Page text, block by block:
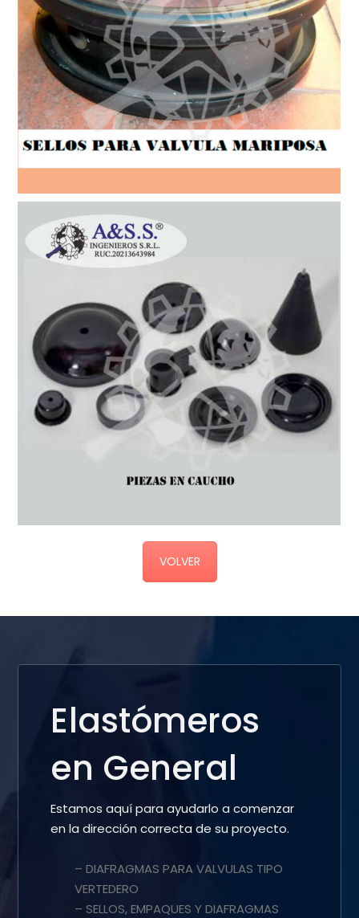
VOLVER
Elastómeros
en General
Estamos aquí para ayudarlo a comenzar
en la dirección correcta de su proyecto.
– DIAFRAGMAS PARA VALVULAS TIPO
VERTEDERO
– SELLOS, EMPAQUES Y DIAFRAGMAS